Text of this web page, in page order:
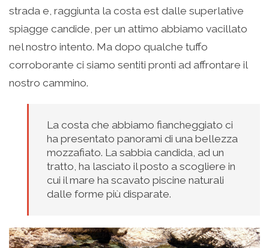
strada e, raggiunta la costa est dalle superlative
spiagge candide, per un attimo abbiamo vacillato
nel nostro intento. Ma dopo qualche tuffo
corroborante ci siamo sentiti pronti ad affrontare il
nostro cammino.
La costa che abbiamo fiancheggiato ci
ha presentato panorami di una bellezza
mozzafiato. La sabbia candida, ad un
tratto, ha lasciato il posto a scogliere in
cui il mare ha scavato piscine naturali
dalle forme più disparate.